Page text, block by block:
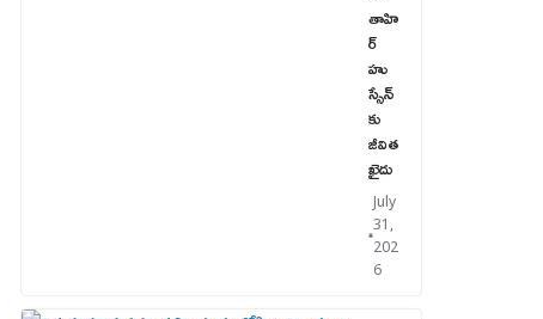
తాహి
ర్
హు
స్సేన్‌
కు
జీవిత
ఖైదు
July
31,
202
6